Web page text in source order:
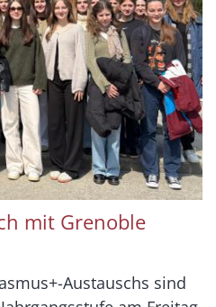
mit Grenoble
Austauschs sind